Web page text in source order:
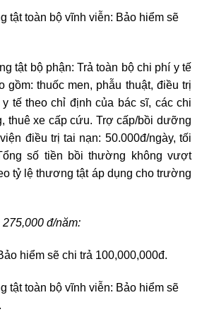
tật toàn bộ vĩnh viễn: Bảo hiểm sẽ
tật bộ phận: Trả toàn bộ chi phí y tế
gồm: thuốc men, phẫu thuật, điều trị
tế theo chỉ định của bác sĩ, các chi
thuê xe cấp cứu. Trợ cấp/bồi dưỡng
điều trị tai nạn: 50.000đ/ngày, tối
số tiền bồi thường không vượt
tỷ lệ thương tật áp dụng cho trường
đ/năm:
hiểm sẽ chi trả 100,000,000đ.
tật toàn bộ vĩnh viễn: Bảo hiểm sẽ